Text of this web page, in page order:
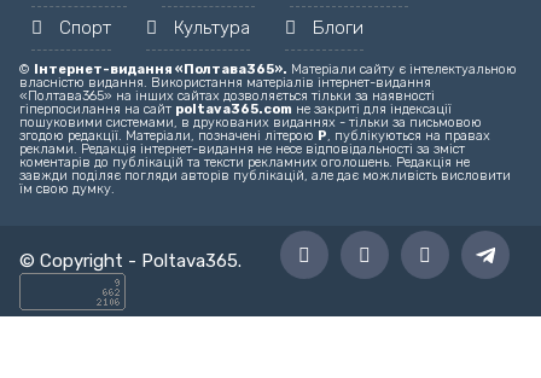
Головний редактор – editor@poltava365.com
Технічна підтримка – support@poltava365.com
Реклама на сайті – reklama@poltava365.com
Головна
Новини
Твоє місто
Спорт
Інтернет-видання «Полтава365».
Матеріали сайту є інтелектуальною
власністю видання. Використання матеріалів інтернет-видання
«Полтава365» на інших сайтах дозволяється тільки за наявності
гіперпосилання на сайт
пошуковими системами, в друкованих виданнях - тільки за письмовою
згодою редакції. Матеріали, позначені літерою